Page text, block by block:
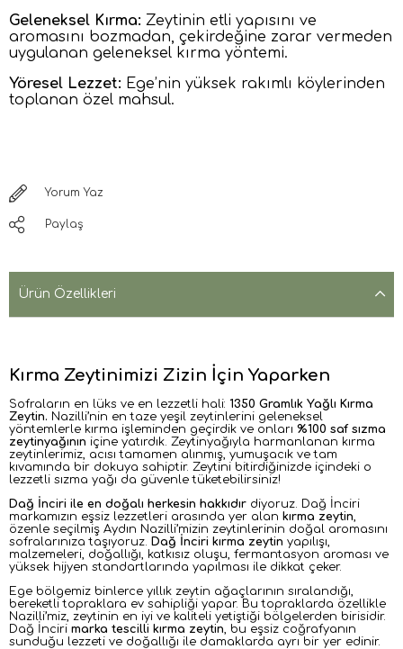
Geleneksel Kırma: Zeytinin etli yapısını ve
aromasını bozmadan, çekirdeğine zarar vermeden
uygulanan geleneksel kırma yöntemi.
Yöresel Lezzet: Ege’nin yüksek rakımlı köylerinden
toplanan özel mahsul.
takdirde koşulsuz iade garantisi vardır.
Yorum Yaz
Paylaş
Ürün Özellikleri
Kırma Zeytinimizi Zizin İçin Yaparken
Sofraların en lüks ve en lezzetli hali: 1350 Gramlık Yağlı Kırma
Zeytin. Nazilli’nin en taze yeşil zeytinlerini geleneksel
yöntemlerle kırma işleminden geçirdik ve onları %100 saf sızma
zeytinyağının içine yatırdık. Zeytinyağıyla harmanlanan kırma
zeytinlerimiz, acısı tamamen alınmış, yumuşacık ve tam
kıvamında bir dokuya sahiptir. Zeytini bitirdiğinizde içindeki o
lezzetli sızma yağı da güvenle tüketebilirsiniz!
Dağ İnciri ile en doğalı herkesin hakkıdır diyoruz. Dağ İnciri
markamızın eşsiz lezzetleri arasında yer alan kırma zeytin
özenle seçilmiş Aydın Nazilli’mizin zeytinlerinin doğal aromasını
sofralarınıza taşıyoruz.
Dağ İnciri kırma zeytin yapılışı,
malzemeleri, doğallığı, katkısız oluşu, fermantasyon aroması ve
yüksek hijyen standartlarında yapılması ile dikkat çeker.
Ege bölgemiz binlerce yıllık zeytin ağaçlarının sıralandığı,
bereketli topraklara ev sahipliği yapar. Bu topraklarda özellikle
Nazilli’miz, zeytinin en iyi ve kaliteli yetiştiği bölgelerden birisidir.
Dağ İnciri marka tescilli kırma zeytin , bu eşsiz coğrafyanın
sunduğu lezzeti ve doğallığı ile damaklarda ayrı bir yer edinir.